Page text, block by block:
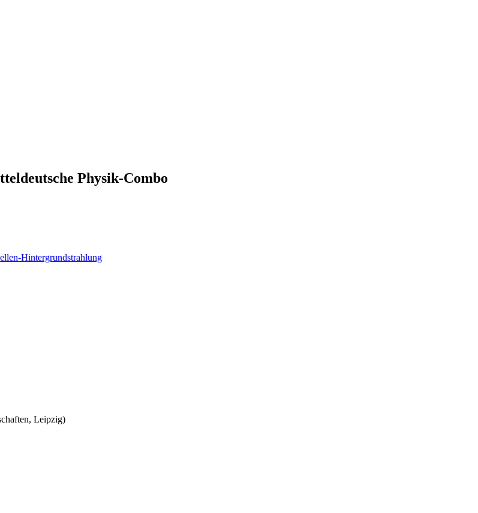
Physik-Combo
Hintergrundstrahlung
Leipzig)